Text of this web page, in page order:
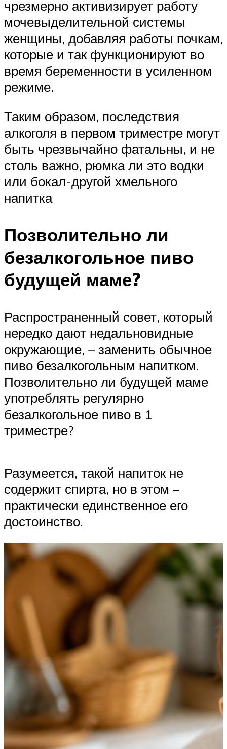
чрезмерно активизирует работу
мочевыделительной системы
женщины, добавляя работы почкам,
которые и так функционируют во
время беременности в усиленном
режиме.
Таким образом, последствия
алкоголя в первом триместре могут
быть чрезвычайно фатальны, и не
столь важно, рюмка ли это водки
или бокал-другой хмельного
напитка
Позволительно ли
безалкогольное пиво
будущей маме?
Распространенный совет, который
нередко дают недальновидные
окружающие, – заменить обычное
пиво безалкогольным напитком.
Позволительно ли будущей маме
употреблять регулярно
безалкогольное пиво в 1
триместре?
Разумеется, такой напиток не
содержит спирта, но в этом –
практически единственное его
достоинство.